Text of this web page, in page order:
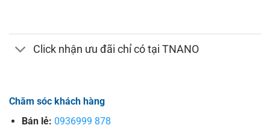
Click nhận ưu đãi chỉ có tại TNANO
Chăm sóc khách hàng
Bán lẻ: 0936999 878